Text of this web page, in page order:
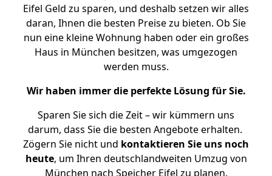
Eifel Geld zu sparen, und deshalb setzen wir alles
daran, Ihnen die besten Preise zu bieten. Ob Sie
nun eine kleine Wohnung haben oder ein großes
Haus in München besitzen, was umgezogen
werden muss.
Wir haben immer die perfekte Lösung für Sie.
Sparen Sie sich die Zeit – wir kümmern uns
darum, dass Sie die besten Angebote erhalten.
Zögern Sie nicht und kontaktieren Sie uns noch
heute, um Ihren deutschlandweiten Umzug von
München nach Speicher Eifel zu planen.